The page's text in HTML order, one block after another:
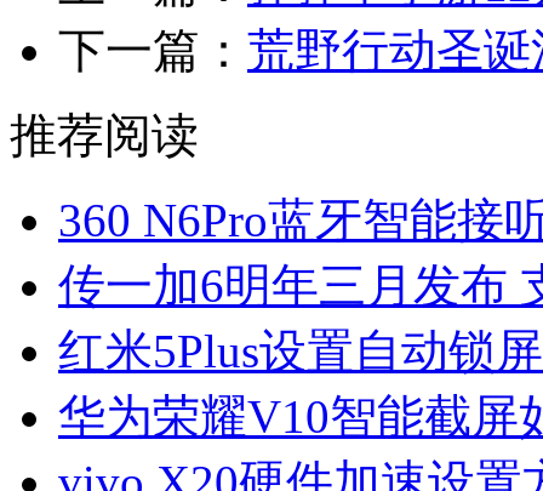
下一篇： 荒野行动圣
推荐阅读
360 N6Pro蓝牙智能接
传一加6明年三月发布
红米5Plus设置自动锁
华为荣耀V10智能截屏